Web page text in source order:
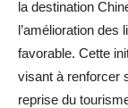
la destination
l’amélioration des
favorable. Cette
visant à renforcer
reprise du